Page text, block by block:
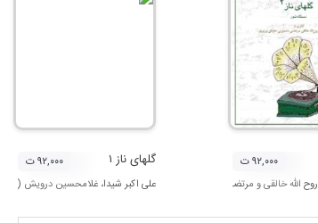
روح الله خالقیو مرتضی محجوبی
۹۲,۰۰۰ ت گلهای ناز ۱
علی اکبر شیدا، غلامحسین درویش
۹۲,۰۰۰ ت